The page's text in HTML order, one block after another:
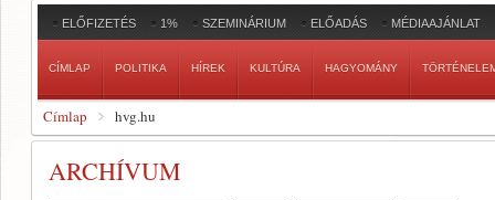
ELŐFIZETÉS 1% SZEMINÁRIUM ELŐADÁS MÉDIAAJÁNLAT
CÍMLAP POLITIKA HÍREK KULTÚRA HAGYOMÁNY
Címlap hvg.hu
ARCHÍVUM